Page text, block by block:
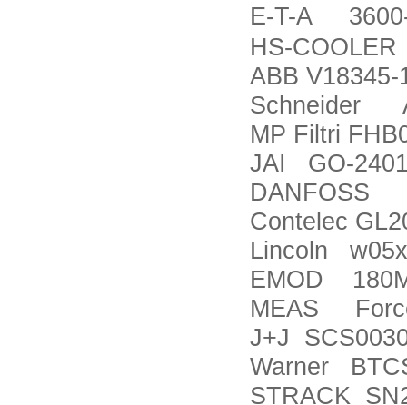
E-T-A
HS-
ABB V18345-
Schneider
MP Filtri
JAI GO-
DANFOSS
Contelec
Lincoln
EMOD
MEAS
J+J
Warner
STRACK